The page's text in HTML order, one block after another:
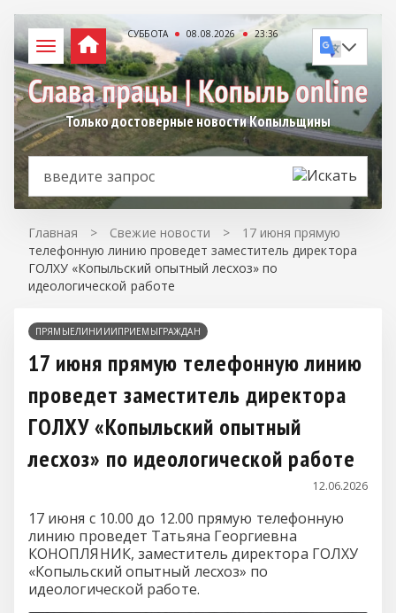
СУББОТА 08.08.2026 23:36
Только достоверные новости Копыльщины
Главная > Свежие новости >
17 июня прямую
телефонную линию проведет заместитель директора
ГОЛХУ «Копыльский опытный лесхоз» по
идеологической работе
ПРЯМЫЕЛИНИИИПРИЕМЫГРАЖДАН
17 июня прямую телефонную линию
проведет заместитель директора
ГОЛХУ «Копыльский опытный
лесхоз» по идеологической работе
12.06.2026
17 июня с 10.00 до 12.00 прямую телефонную
линию проведет Татьяна Георгиевна
КОНОПЛЯНИК, заместитель директора ГОЛХУ
«Копыльский опытный лесхоз» по
идеологической работе.